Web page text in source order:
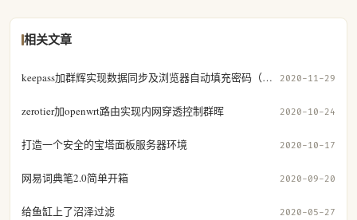
相关文章
keepass加群辉实现数据同步及浏览器自动填充密码（二） 2020-11-29
zerotier加openwrt路由实现内网穿透控制群晖 2020-10-24
打造一个安全的宝塔面板服务器环境 2020-10-17
网易词典笔2.0简单开箱 2020-09-20
给鱼缸上了沼泽过滤 2020-05-27